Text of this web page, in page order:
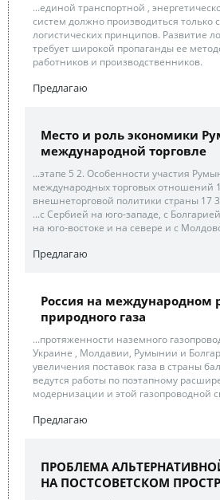
...единой транспортной ,
систем должно производиться только
логистических принципов. Развитие
требует широкой пропаганды ее
работников и производственников.
Предлагаю
Место и роль экономики
международной торговле
...этапе 5 2. Особенности участия
международных торговых отношений
внешнеторговой политики страны 17
...с Сербией на юго-западе, с
на юго-востоке и на севере и с
Предлагаю
Россия на международном
природного газа
...протяженности наземного
Украине , Молдавии, Румынии и
увеличения поставок газа в страны
ведутся работы по поэтапному
модернизации и этой газопроводной
Предлагаю
ПРОБЛЕМА
НА ПОСТСОВЕТСКОМ